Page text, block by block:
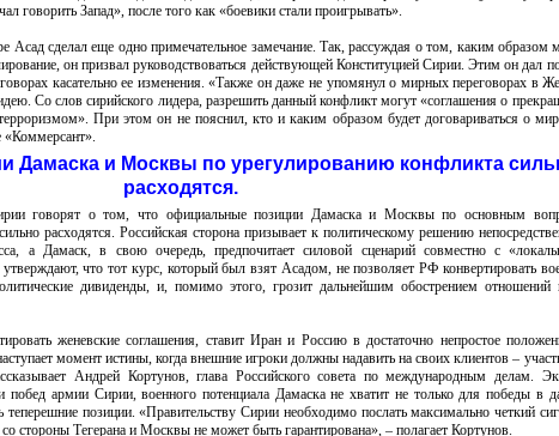
говорить Запад», после того как «боевики стали проигрывать».
Асад сделал еще одно примечательное замечание. Так, рассуждая о том, каким образом
он призвал руководствоваться действующей Конституцией Сирии. Этим он дал
касательно ее изменения. «Также он даже не упомянул о мирных переговорах в
Со слов сирийского лидера, разрешить данный конфликт могут «соглашения о
При этом он не пояснил, кто и каким образом будет договариваться о
«Коммерсант».
Дамаска и Москвы по урегулированию конфликта
расходятся.
говорят о том, что официальные позиции Дамаска и Москвы по основным
расходятся. Российская сторона призывает к политическому решению
а Дамаск, в свою очередь, предпочитает силовой сценарий совместно с
что тот курс, который был взят Асадом, не позволяет РФ конвертировать
дивиденды, и, помимо этого, грозит дальнейшим обострением отношений
женевские соглашения, ставит Иран и Россию в достаточно непростое
момент истины, когда внешние игроки должны надавить на своих клиентов –
Андрей Кортунов, глава Российского совета по международным делам.
побед армии Сирии, военного потенциала Дамаска не хватит не только для победы в
позиции. «Правительству Сирии необходимо послать максимально четкий
стороны Тегерана и Москвы не может быть гарантирована», – полагает Кортунов.